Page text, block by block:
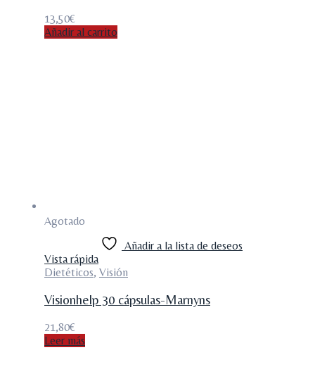
13,50€
Añadir al carrito
Agotado
Añadir a la lista de deseos
Vista rápida
Dietéticos, Visión
Visionhelp 30 cápsulas-Marnyns
21,80€
Leer más